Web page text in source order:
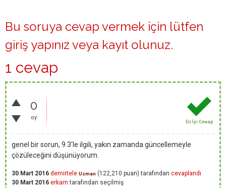
Bu soruya cevap vermek için lütfen
giriş yapınız veya kayıt olunuz.
1 cevap
0
oy
En İyi Cevap
genel bir sorun, 9.3'le ilgili, yakın zamanda güncellemeyle
çözüleceğini düşünüyorum.
30 Mart 2016 demirtele Uzman (122,210 puan) tarafından cevaplandı
30 Mart 2016 erkam tarafından seçilmiş